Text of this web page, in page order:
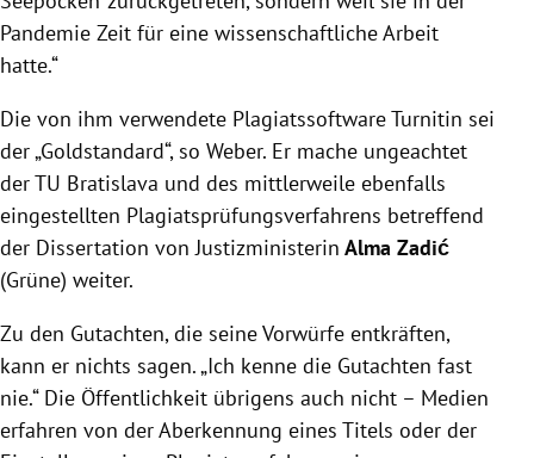
Pandemie Zeit für eine wissenschaftliche Arbeit
hatte.“
Die von ihm verwendete Plagiatssoftware Turnitin sei
der „Goldstandard“, so Weber. Er mache ungeachtet
der TU Bratislava und des mittlerweile ebenfalls
eingestellten Plagiatsprüfungsverfahrens betreffend
der Dissertation von Justizministerin Alma Zadić
(Grüne) weiter.
Zu den Gutachten, die seine Vorwürfe entkräften,
kann er nichts sagen. „Ich kenne die Gutachten fast
nie.“ Die Öffentlichkeit übrigens auch nicht – Medien
erfahren von der Aberkennung eines Titels oder der